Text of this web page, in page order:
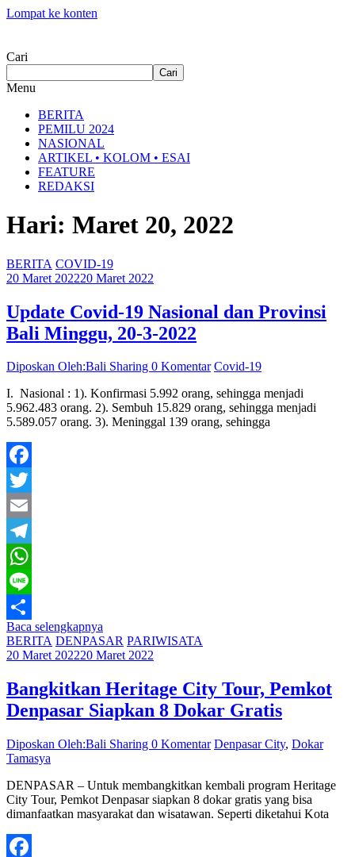
Lompat ke konten
Cari
Cari
Menu
BERITA
PEMILU 2024
NASIONAL
ARTIKEL • KOLOM • ESAI
FEATURE
REDAKSI
Hari: Maret 20, 2022
BERITA COVID-19
20 Maret 202220 Maret 2022
Update Covid-19 Nasional dan Provinsi
Bali Minggu, 20-3-2022
Diposkan Oleh:Bali Sharing 0 Komentar Covid-19
I. Nasional : 1). Konfirmasi 5.992 orang, sehingga menjadi
5.962.483 orang. 2). Sembuh 15.829 orang, sehingga menjadi
5.589.057 orang. 3). Meninggal 139 orang, sehingga
Facebook
Twitter
Email
Telegram
WhatsApp
Line
Share
Baca selengkapnya
BERITA DENPASAR PARIWISATA
20 Maret 202220 Maret 2022
Bangkitkan Heritage City Tour, Pemkot
Denpasar Siapkan 8 Dokar Gratis
Diposkan Oleh:Bali Sharing 0 Komentar Denpasar City, Dokar
Tamasya
DENPASAR – Untuk membangkitkan kembali program Heritage
City Tour, Pemkot Denpasar siapkan 8 dokar gratis yang bisa
dimanfaatkan masyarakat dan wisatawan. Seperti diketahui Kota